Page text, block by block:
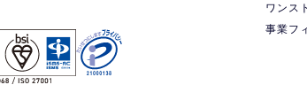
ワンス
事業フ